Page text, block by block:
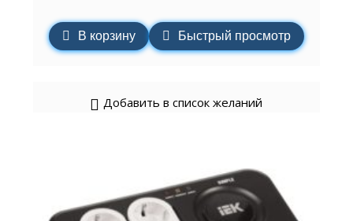
В корзину Быстрый просмотр
Добавить в список желаний